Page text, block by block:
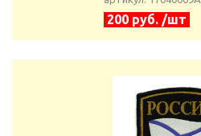
200 руб. /шт